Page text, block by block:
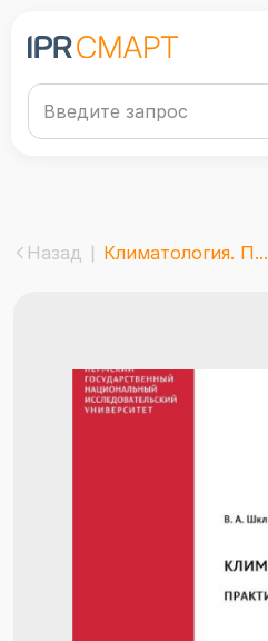
Назад Климатология. П...